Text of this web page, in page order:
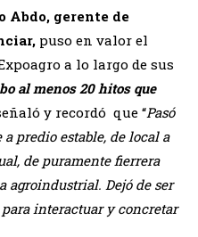
Abdo, gerente de
puso en valor el
a lo largo de sus
al menos 20 hitos que
y recordó que “Pasó
predio estable, de local a
de puramente fierrera
agroindustrial. Dejó de ser
interactuar y concretar